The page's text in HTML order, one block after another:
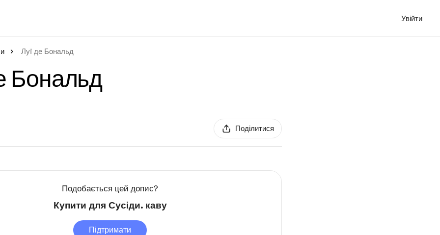
Увійти
Луї де Бональд
Бональд
Поділитися
Подобається цей допис?
Купити для Сусіди. каву
Підтримати